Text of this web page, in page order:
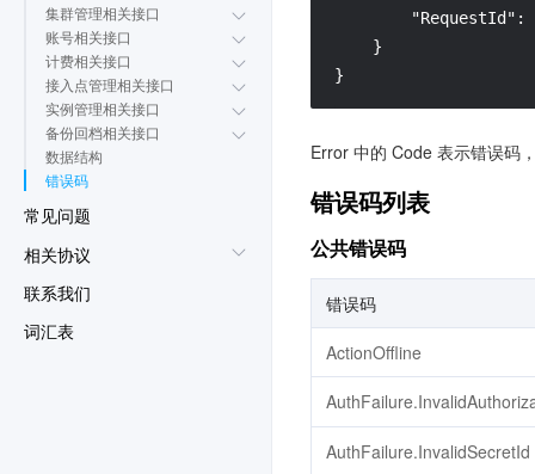
集群管理相关接口
账号相关接口
计费相关接口
接入点管理相关接口
实例管理相关接口
备份回档相关接口
数据结构
错误码
常见问题
相关协议
联系我们
词汇表
"RequestId":
    }
}
Error 中的 Code 表示错误码
错误码列表
公共错误码
错误码
ActionOffline
AuthFailure.InvalidSecretId